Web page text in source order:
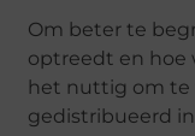
Om beter te
optreedt en hoe
het nuttig om te
gedistribueerd